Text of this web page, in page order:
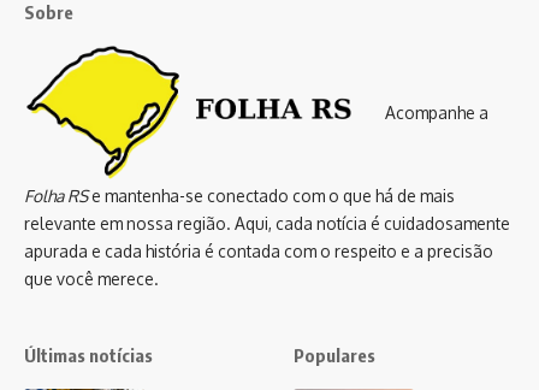
Sobre
Acompanhe a
Folha RSe mantenha-se conectado com o que há de mais
relevante em nossa região. Aqui, cada notícia é cuidadosamente
apurada e cada história é contada com o respeito e a precisão
que você merece.
Últimas notícias Populares